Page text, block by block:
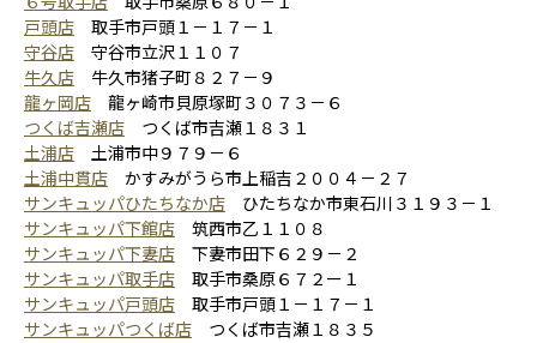
戸頭店 取手市戸頭１－１７－１
守谷店 守谷市立沢１１０７
牛久店 牛久市猪子町８２７－９
龍ヶ岡店 龍ヶ崎市貝原塚町３０７３－６
つくば吉瀬店 つくば市吉瀬１８３１
土浦店 土浦市中９７９－６
土浦中貫店 かすみがうら市上稲吉２００４－２７
サンキュッパひたちなか店 ひたちなか市東石川３１９３－１
サンキュッパ下館店 筑西市乙１１０８
サンキュッパ下妻店 下妻市田下６２９－２
サンキュッパ取手店 取手市桑原６７２ー１
サンキュッパ戸頭店 取手市戸頭１－１７－１
サンキュッパつくば店 つくば市吉瀬１８３５